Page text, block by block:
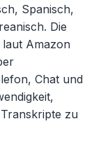
Spanisch,
Die
Amazon
Chat und
zu